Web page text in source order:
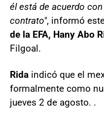
él está de acuerdo
contrato", informó
de la EFA, Hany Abo
Filgoal.
Rida indicó que el
formalmente como
jueves 2 de agosto. .